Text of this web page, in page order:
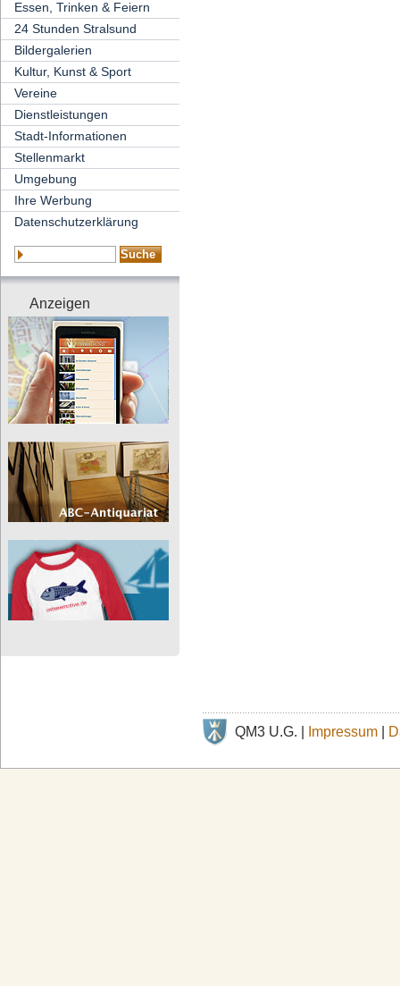
Essen, Trinken & Feiern
24 Stunden Stralsund
Bildergalerien
Kultur, Kunst & Sport
Vereine
Dienstleistungen
Stadt-Informationen
Stellenmarkt
Umgebung
Ihre Werbung
Datenschutzerklärung
Anzeigen
QM3 U.G. | Impressum